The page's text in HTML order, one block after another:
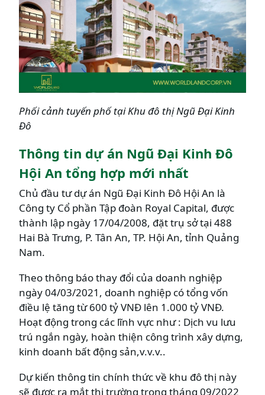
Phối cảnh tuyến phố tại Khu đô thịNgũ Đại Kinh
Đô
Thông tin dự án Ngũ Đại Kinh Đô
Hội An tổng hợp mới nhất
Chủ đầu tư dự án Ngũ Đại Kinh Đô Hội An là
Công ty Cổ phần Tập đoàn Royal Capital, được
thành lập ngày 17/04/2008, đặt trụ sở tại 488
Hai Bà Trưng, P. Tân An, TP. Hội An, tỉnh Quảng
Nam.
Theo thông báo thay đổi của doanh nghiệp
ngày 04/03/2021, doanh nghiệp có tổng vốn
điều lệ tăng từ 600 tỷ VNĐ lên 1.000 tỷ VNĐ.
Hoạt động trong các lĩnh vực như : Dịch vu lưu
trú ngắn ngày, hoàn thiện công trình xây dựng,
kinh doanh bất động sản,v.v.v..
Dự kiến thông tin chính thức về khu đô thị này
sẽ được ra mắt thị trường trong tháng 09/2022